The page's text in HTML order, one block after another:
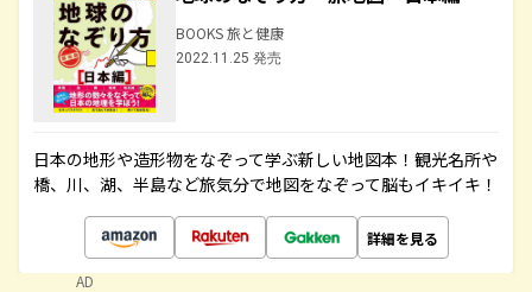
BOOKS 旅と健康
2022.11.25 発売
日本の地形や造形物をなぞって学ぶ新しい地図本！観光名所や
橋、川、湖、半島など旅気分で地図をなぞって脳もイキイキ！
詳細を見る
AD